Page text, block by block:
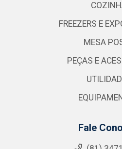
FREEZERS E
MESA
PEÇAS E
Fale